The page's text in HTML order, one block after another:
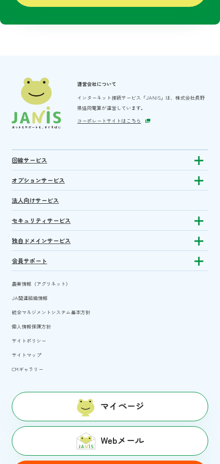
運営会社について
インターネット接続サービス「JANIS」は、株式会社長野
県協同電算が運営しています。
コーポレートサイトはこちら
回線サービス Show
オプションサービス Show
法人向けサービス
セキュリティサービス Show
独自ドメインサービス Show
会員サポート Show
農業情報（アグリネット）
JA関連組織情報
統合マネジメントシステム基本方針
個人情報保護方針
サイトポリシー
サイトマップ
CMギャラリー
マイページ
Webメール